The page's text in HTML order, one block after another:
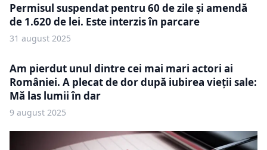
Permisul suspendat pentru 60 de zile și amendă
de 1.620 de lei. Este interzis în parcare
31 august 2025
Am pierdut unul dintre cei mai mari actori ai
României. A plecat de dor după iubirea vieții sale:
Mă las lumii în dar
9 august 2025